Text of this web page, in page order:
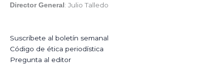
Director General : Julio Talledo
Suscríbete al boletín semanal
Código de ética periodística
Pregunta al editor